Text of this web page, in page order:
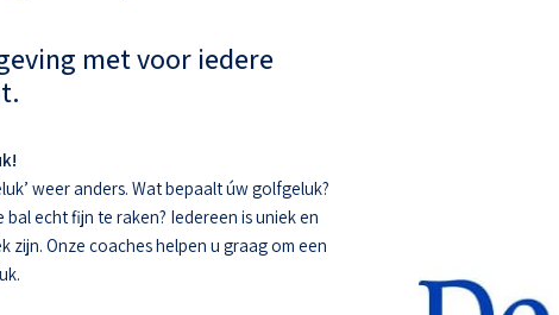
met voor iedere
weer anders. Wat bepaalt úw golfgeluk?
echt fijn te raken? Iedereen is uniek en
zijn. Onze coaches helpen u graag om een